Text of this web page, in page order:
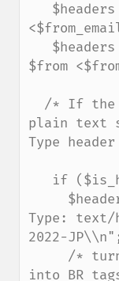
$from
plain text
Type
Type: text/
2022-
into BR